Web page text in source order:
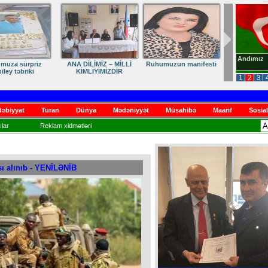
1 2 3
Andımız
– MİLLİ
Ruhumuzun manifesti
DİLİMİZ – MİLLİ
Turan Dünya Mədəniyyət Müsahibə Maarif
Reklam xidmətləri
alınıb - YENİLƏNİB